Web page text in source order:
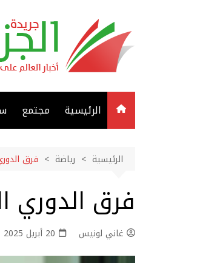
الرئيسية مجتمع
الرئيسية رياضة فرق
فرق الدوري
غاني لونيس 20 أبريل 2025